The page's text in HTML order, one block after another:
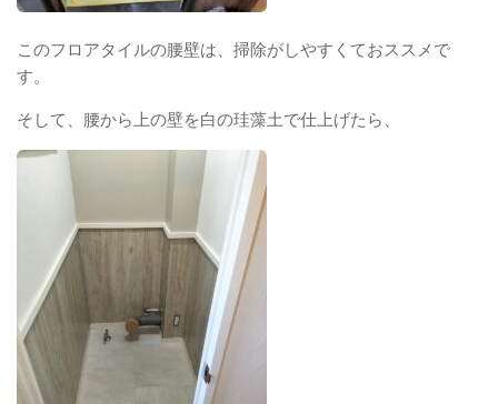
このフロアタイルの腰壁は、掃除がしやすくておススメで
す。
そして、腰から上の壁を白の珪藻土で仕上げたら、